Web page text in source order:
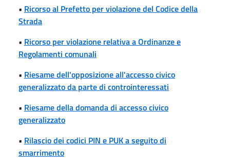
• Ricorso al Prefetto per violazione del Codice della
Strada
• Ricorso per violazione relativa a Ordinanze e
Regolamenti comunali
• Riesame dell'opposizione all'accesso civico
generalizzato da parte di controinteressati
• Riesame della domanda di accesso civico
generalizzato
• Rilascio dei codici PIN e PUK a seguito di
smarrimento